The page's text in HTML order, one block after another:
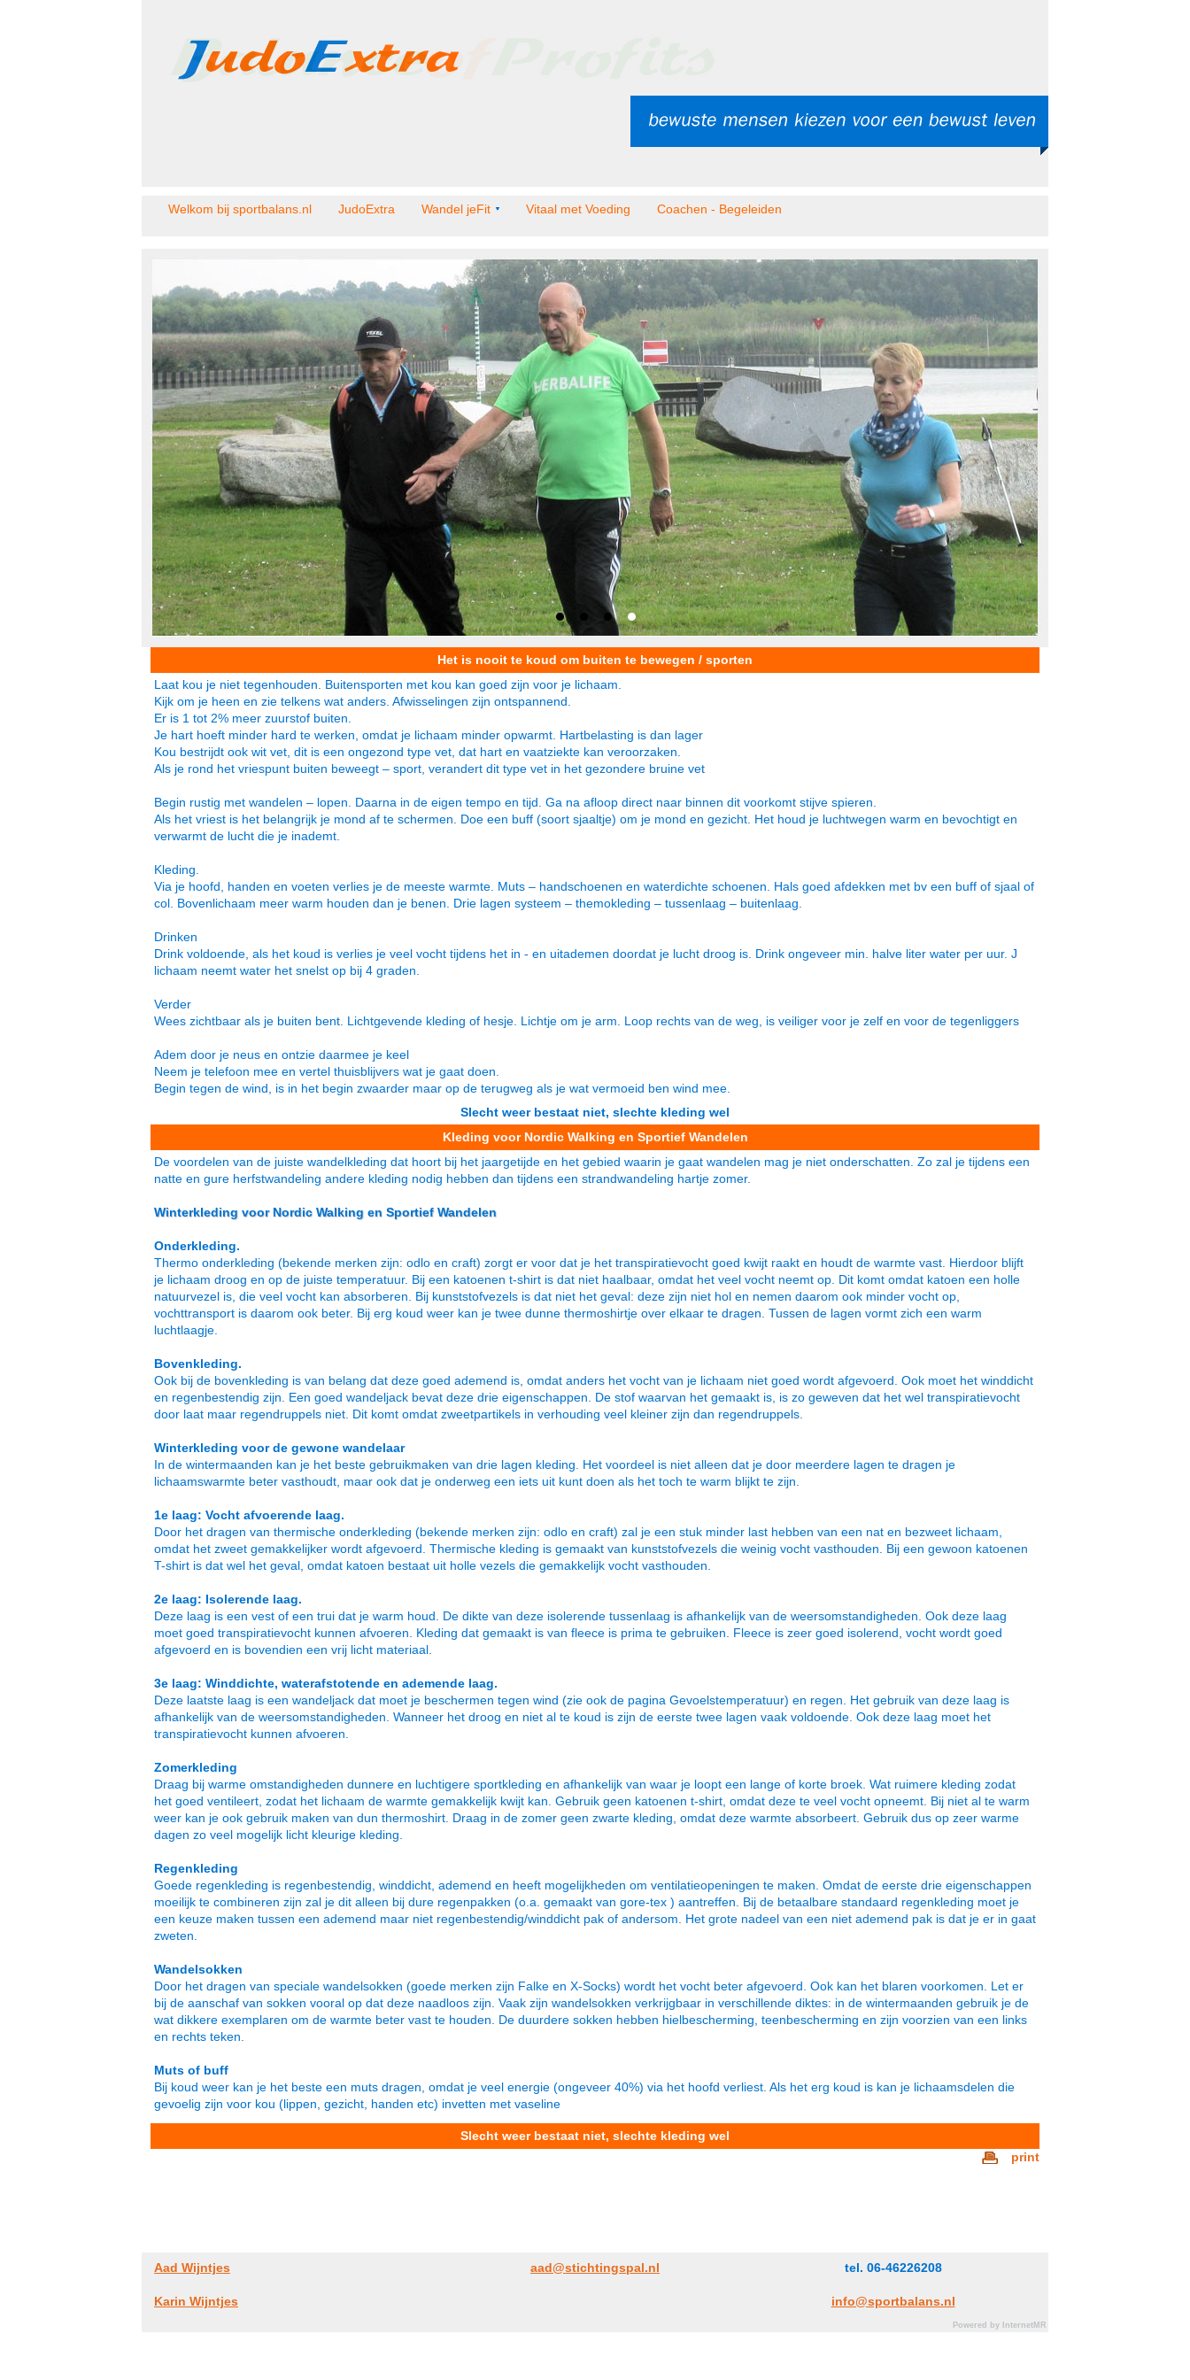
Welkom bij sportbalans.nl JudoExtra Wandel jeFit Vitaal met Voeding Coachen - Begeleiden
Het is nooit te koud om buiten te bewegen / sporten
Laat kou je niet tegenhouden. Buitensporten met kou kan goed zijn voor je lichaam.
Kijk om je heen en zie telkens wat anders. Afwisselingen zijn ontspannend.
Er is 1 tot 2% meer zuurstof buiten.
Je hart hoeft minder hard te werken, omdat je lichaam minder opwarmt. Hartbelasting is dan lager
Kou bestrijdt ook wit vet, dit is een ongezond type vet, dat hart en vaatziekte kan veroorzaken.
Als je rond het vriespunt buiten beweegt – sport, verandert dit type vet in het gezondere bruine vet
Begin rustig met wandelen – lopen. Daarna in de eigen tempo en tijd. Ga na afloop direct naar binnen dit voorkomt stijve spieren.
Als het vriest is het belangrijk je mond af te schermen. Doe een buff (soort sjaaltje) om je mond en gezicht. Het houd je luchtwegen warm en bevochtigt en
verwarmt de lucht die je inademt.
Kleding.
Via je hoofd, handen en voeten verlies je de meeste warmte. Muts – handschoenen en waterdichte schoenen. Hals goed afdekken met bv een buff of sjaal of
col. Bovenlichaam meer warm houden dan je benen. Drie lagen systeem – themokleding – tussenlaag – buitenlaag.
Drinken
Drink voldoende, als het koud is verlies je veel vocht tijdens het in - en uitademen doordat je lucht droog is. Drink ongeveer min. halve liter water per uur. J
lichaam neemt water het snelst op bij 4 graden.
Verder
Wees zichtbaar als je buiten bent. Lichtgevende kleding of hesje. Lichtje om je arm. Loop rechts van de weg, is veiliger voor je zelf en voor de tegenliggers
Adem door je neus en ontzie daarmee je keel
Neem je telefoon mee en vertel thuisblijvers wat je gaat doen.
Begin tegen de wind, is in het begin zwaarder maar op de terugweg als je wat vermoeid ben wind mee.
Slecht weer bestaat niet, slechte kleding wel
Kleding voor Nordic Walking en Sportief Wandelen
De voordelen van de juiste wandelkleding dat hoort bij het jaargetijde en het gebied waarin je gaat wandelen mag je niet onderschatten. Zo zal je tijdens een
natte en gure herfstwandeling andere kleding nodig hebben dan tijdens een strandwandeling hartje zomer.
Winterkleding voor Nordic Walking en Sportief Wandelen
Onderkleding.
Thermo onderkleding (bekende merken zijn: odlo en craft) zorgt er voor dat je het transpiratievocht goed kwijt raakt en houdt de warmte vast. Hierdoor blijft
je lichaam droog en op de juiste temperatuur. Bij een katoenen t-shirt is dat niet haalbaar, omdat het veel vocht neemt op. Dit komt omdat katoen een holle
natuurvezel is, die veel vocht kan absorberen. Bij kunststofvezels is dat niet het geval: deze zijn niet hol en nemen daarom ook minder vocht op,
vochttransport is daarom ook beter. Bij erg koud weer kan je twee dunne thermoshirtje over elkaar te dragen. Tussen de lagen vormt zich een warm
luchtlaagje.
Bovenkleding.
Ook bij de bovenkleding is van belang dat deze goed ademend is, omdat anders het vocht van je lichaam niet goed wordt afgevoerd. Ook moet het winddicht
en regenbestendig zijn. Een goed wandeljack bevat deze drie eigenschappen. De stof waarvan het gemaakt is, is zo geweven dat het wel transpiratievocht
door laat maar regendruppels niet. Dit komt omdat zweetpartikels in verhouding veel kleiner zijn dan regendruppels.
Winterkleding voor de gewone wandelaar
In de wintermaanden kan je het beste gebruikmaken van drie lagen kleding. Het voordeel is niet alleen dat je door meerdere lagen te dragen je
lichaamswarmte beter vasthoudt, maar ook dat je onderweg een iets uit kunt doen als het toch te warm blijkt te zijn.
1e laag: Vocht afvoerende laag.
Door het dragen van thermische onderkleding (bekende merken zijn: odlo en craft) zal je een stuk minder last hebben van een nat en bezweet lichaam,
omdat het zweet gemakkelijker wordt afgevoerd. Thermische kleding is gemaakt van kunststofvezels die weinig vocht vasthouden. Bij een gewoon katoenen
T-shirt is dat wel het geval, omdat katoen bestaat uit holle vezels die gemakkelijk vocht vasthouden.
2e laag: Isolerende laag.
Deze laag is een vest of een trui dat je warm houd. De dikte van deze isolerende tussenlaag is afhankelijk van de weersomstandigheden. Ook deze laag
moet goed transpiratievocht kunnen afvoeren. Kleding dat gemaakt is van fleece is prima te gebruiken. Fleece is zeer goed isolerend, vocht wordt goed
afgevoerd en is bovendien een vrij licht materiaal.
3e laag: Winddichte, waterafstotende en ademende laag.
Deze laatste laag is een wandeljack dat moet je beschermen tegen wind (zie ook de pagina Gevoelstemperatuur) en regen. Het gebruik van deze laag is
afhankelijk van de weersomstandigheden. Wanneer het droog en niet al te koud is zijn de eerste twee lagen vaak voldoende. Ook deze laag moet het
transpiratievocht kunnen afvoeren.
Zomerkleding
Draag bij warme omstandigheden dunnere en luchtigere sportkleding en afhankelijk van waar je loopt een lange of korte broek. Wat ruimere kleding zodat
het goed ventileert, zodat het lichaam de warmte gemakkelijk kwijt kan. Gebruik geen katoenen t-shirt, omdat deze te veel vocht opneemt. Bij niet al te warm
weer kan je ook gebruik maken van dun thermoshirt. Draag in de zomer geen zwarte kleding, omdat deze warmte absorbeert. Gebruik dus op zeer warme
dagen zo veel mogelijk licht kleurige kleding.
Regenkleding
Goede regenkleding is regenbestendig, winddicht, ademend en heeft mogelijkheden om ventilatieopeningen te maken. Omdat de eerste drie eigenschappen
moeilijk te combineren zijn zal je dit alleen bij dure regenpakken (o.a. gemaakt van gore-tex ) aantreffen. Bij de betaalbare standaard regenkleding moet je
een keuze maken tussen een ademend maar niet regenbestendig/winddicht pak of andersom. Het grote nadeel van een niet ademend pak is dat je er in gaat
zweten.
Wandelsokken
Door het dragen van speciale wandelsokken (goede merken zijn Falke en X-Socks) wordt het vocht beter afgevoerd. Ook kan het blaren voorkomen. Let er
bij de aanschaf van sokken vooral op dat deze naadloos zijn. Vaak zijn wandelsokken verkrijgbaar in verschillende diktes: in de wintermaanden gebruik je de
wat dikkere exemplaren om de warmte beter vast te houden. De duurdere sokken hebben hielbescherming, teenbescherming en zijn voorzien van een links
en rechts teken.
Muts of buff
Bij koud weer kan je het beste een muts dragen, omdat je veel energie (ongeveer 40%) via het hoofd verliest. Als het erg koud is kan je lichaamsdelen die
gevoelig zijn voor kou (lippen, gezicht, handen etc) invetten met vaseline
Slecht weer bestaat niet, slechte kleding wel
print
Aad Wijntjes
Karin Wijntjes
aad@stichtingspal.nl tel. 06-46226208
info@sportbalans.nl
Powered by InternetMR